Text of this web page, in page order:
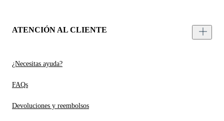
ATENCIÓN AL CLIENTE
¿Necesitas ayuda?
FAQs
Devoluciones y reembolsos